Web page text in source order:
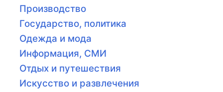
Производство
Государство, политика
Одежда и мода
Информация, СМИ
Отдых и путешествия
Искусство и развлечения